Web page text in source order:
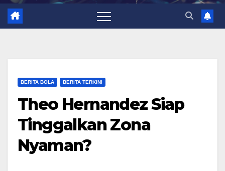
BERITA BOLA BERITA TERKINI
Theo Hernandez Siap
Tinggalkan Zona
Nyaman?